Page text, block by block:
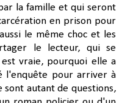
la famille et qui seront
en prison pour
le même choc et les
le lecteur, qui se
vraie, pourquoi elle a
l'enquête pour arriver à
sont autant de questions,